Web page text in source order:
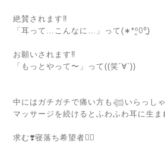
絶賛されます‼️
「耳って…こんなに…」って(∗︎*⁰͈꒨⁰͈)
お願いされます‼️
「もっとやって〜」って((笑´∀︎`))
中にはガチガチで痛い方も𓆉いらっし
マッサージを続けるとふわふわ耳に生ま
求む❣️寝落ち希望者🙋‍♂️